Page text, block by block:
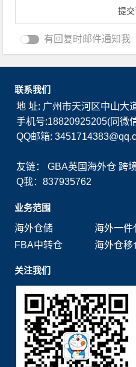
有回复时邮件通知我
联系我们
地 址: 广州市天河区中山大
手机号:18820925205(同微
QQ邮箱:
友链：GBA英国海外仓 跨
Q我：837935762
业务范围
海外仓储
海外一件
FBA中转仓
海外仓移
关注我们